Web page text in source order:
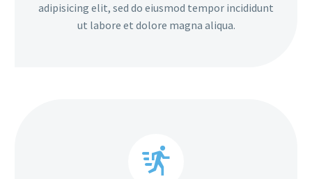
adipisicing elit, sed do eiusmod tempor incididunt
ut labore et dolore magna aliqua.

